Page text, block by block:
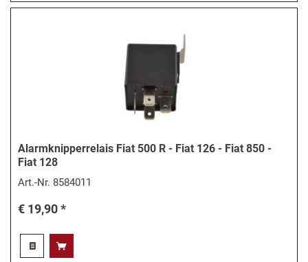
Alarmknipperrelais Fiat 500 R - Fiat 126 - Fiat 850 -
Fiat 128
Art.-Nr. 8584011
€ 19,90 *